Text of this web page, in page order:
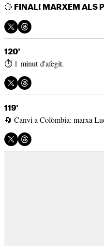
🔴 FINAL! MARXEM ALS
120'
⏱️ 1 minut d'afegit.
119'
🔄 Canvi a Colòmbia: marxa